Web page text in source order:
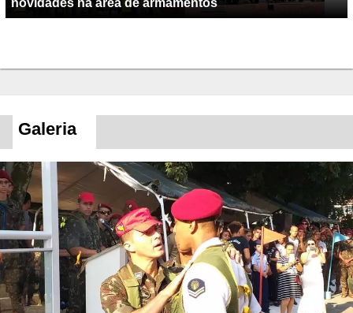
novidades na área de armamentos
Galeria